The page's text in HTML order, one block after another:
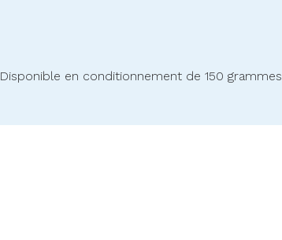
Disponible en conditionnement de 150 grammes